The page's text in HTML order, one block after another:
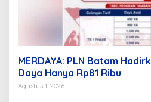
MERDAYA: PLN Batam
Daya Hanya Rp81 Ribu
Agustus 1, 2026